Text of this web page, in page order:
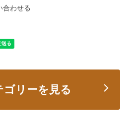
合わせる
ゴリーを見る